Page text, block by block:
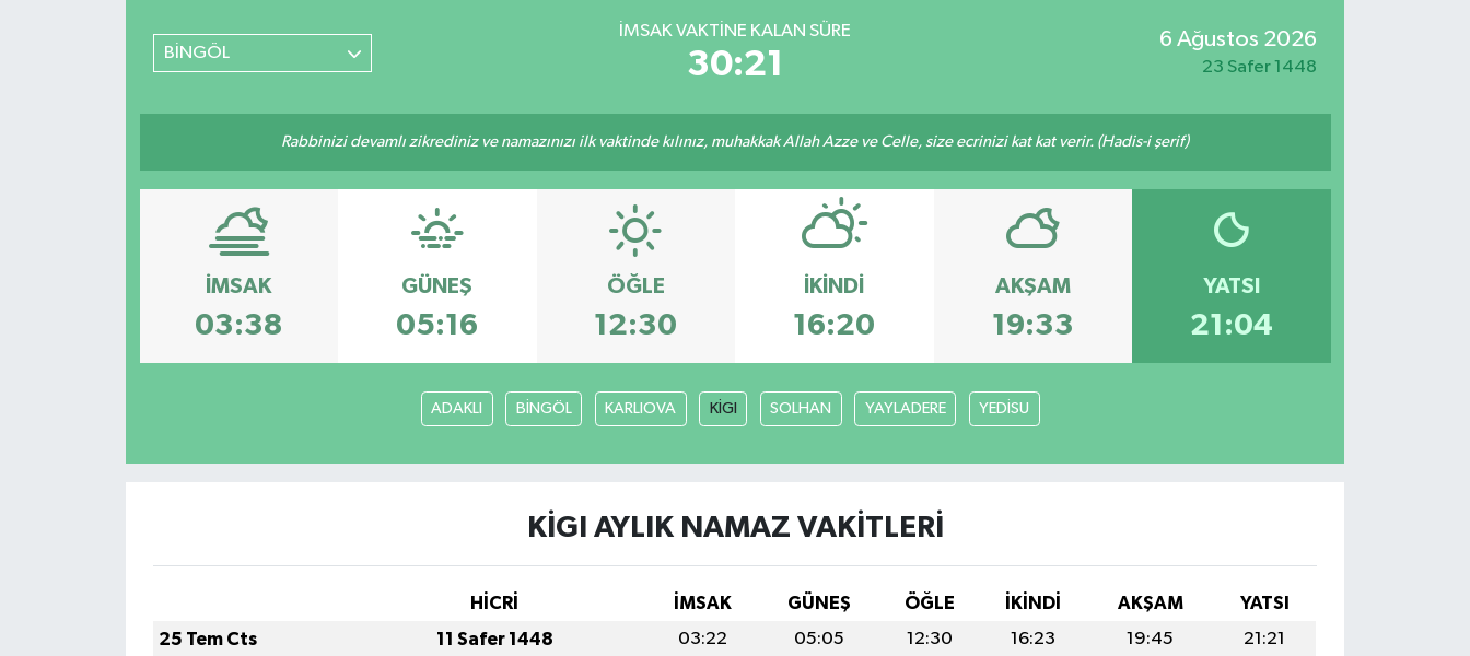
BİNGÖL
İMSAK VAKTINE KALAN SÜRE
30:21
6 Ağustos 2026
23 Safer 1448
Rabbinizi devamlı zikrediniz ve namazınızı ilk vaktinde kılınız, muhakkak Allah Azze ve Celle, size ecrinizi kat kat verir. (Hadis-i şerif)
İMSAK
03:38
GÜNEŞ
05:16
ÖĞLE
12:30
İKINDI
16:20
AKŞAM
19:33
YATSI
21:04
ADAKLI BİNGÖL KARLIOVA KİGI SOLHAN YAYLADERE YEDİSU
KİGI AYLIK NAMAZ VAKITLERI
HİCRİ İMSAK GÜNEŞ ÖĞLE İKINDI AKŞAM
YATSI
25 Tem Cts
11 Safer 1448 03:22 05:05 12:30 16:23 19:45
21:21